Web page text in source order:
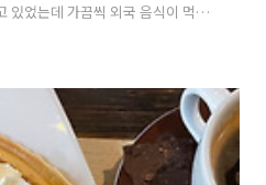
있었는데 가끔씩 외국 음식이 먹고
국음식점과 멕시칸음식점을 일부
문하게 되었다. 녹사평역 근처에 있
리뷰와 사진을 꼼꼼히 체크해보았는
점심시간이 살짝 지난 후라 사람이
주로 식사를 하고 있었다. 메뉴우린